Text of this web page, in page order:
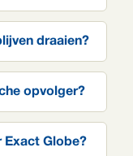
draaien?
opvolger?
Exact Globe?